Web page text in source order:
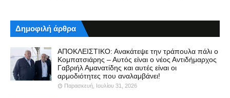
Δημοφιλή άρθρα
ΑΠΟΚΛΕΙΣΤΙΚΟ: Ανακάτεψε την τράπουλα πάλι ο
Κομπατσιάρης – Αυτός είναι ο νέος Αντιδήμαρχος
Γαβριήλ Αμανατίδης και αυτές είναι οι
αρμοδιότητες που αναλαμβάνει!
Παρασκευή, Ιουλίου 31, 2026